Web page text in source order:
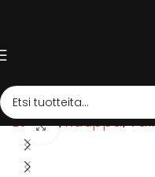
Etusivu Kauppa
Click to